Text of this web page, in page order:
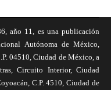
año 11, es una publicación
Autónoma de México,
04510, Ciudad de México, a
Circuito Interior, Ciudad
C.P. 4510, Ciudad de